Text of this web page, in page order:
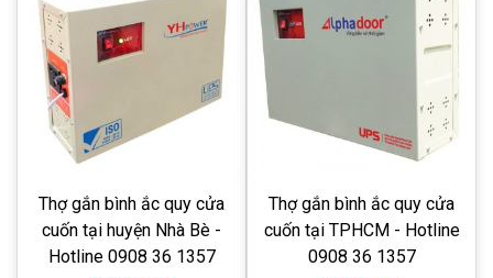
Thợ gắn bình ắc quy cửa
cuốn tại huyện Nhà Bè -
Hotline 0908 36 1357
Thợ gắn bình ắc quy cửa
cuốn tại TPHCM - Hotline
0908 36 1357